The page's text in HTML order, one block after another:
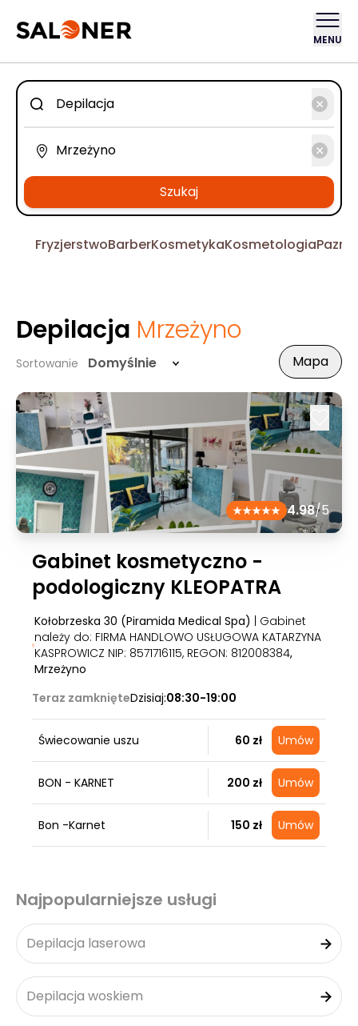
MENU
Szukaj
FryzjerstwoBarberKosmetykaKosmetologia
Depilacja Mrzeżyno
Sortowanie Domyślnie Mapa
4.98/5
Gabinet kosmetyczno -
podologiczny KLEOPATRA
Kołobrzeska 30 (Piramida Medical Spa)
| Gabinet
należy do: FIRMA HANDLOWO USŁUGOWA KATARZYNA
KASPROWICZ NIP: 8571716115, REGON: 812008384,
Mrzeżyno
Teraz zamknięteDzisiaj:08:30-19:00
Świecowanie uszu 60 zł Umów
BON - KARNET 200 zł Umów
Bon -Karnet 150 zł Umów
Najpopularniejsze usługi
Depilacja laserowa
Depilacja woskiem